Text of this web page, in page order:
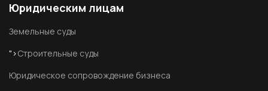
Юридическим лицам
Земельные суды
">Строительные суды
Юридическое сопровождение бизнеса